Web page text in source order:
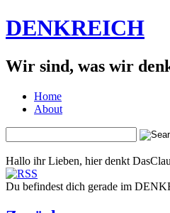
DENKREICH
Wir sind, was wir
Home
About
Hallo ihr Lieben, hier denkt
Du befindest dich gerade im